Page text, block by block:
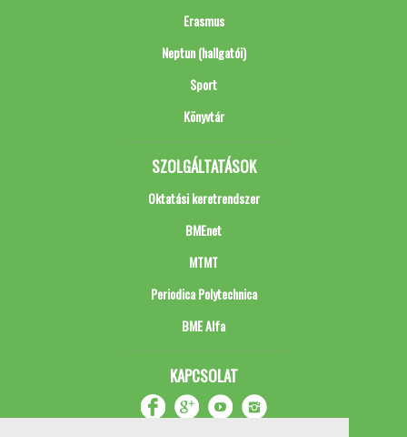
Erasmus
Neptun (hallgatói)
Sport
Könyvtár
SZOLGÁLTATÁSOK
Oktatási keretrendszer
BMEnet
MTMT
Periodica Polytechnica
BME Alfa
KAPCSOLAT